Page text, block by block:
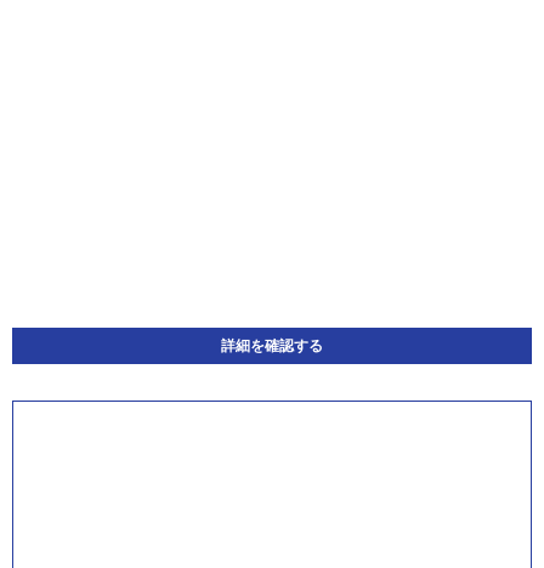
詳細を確認する